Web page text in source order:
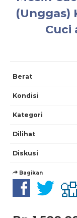
(Unggas)
Cuci
Berat
Kondisi
Kategori
Dilihat
Diskusi
Bagikan